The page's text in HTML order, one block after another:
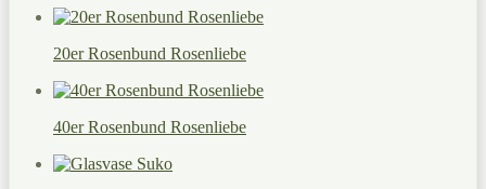
20er Rosenbund Rosenliebe
40er Rosenbund Rosenliebe